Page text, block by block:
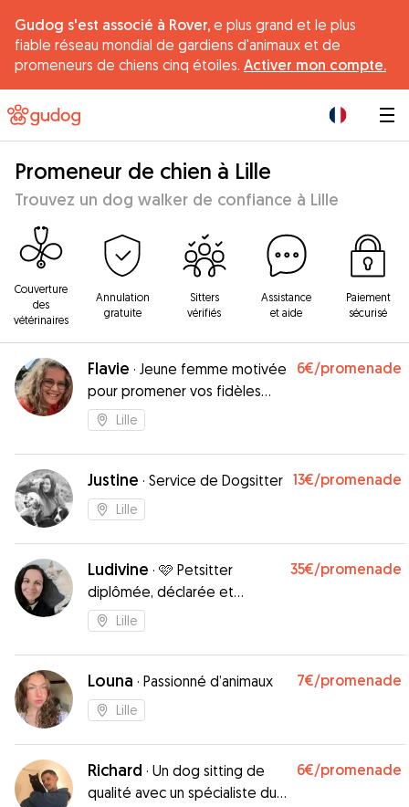
Gudog s'est associé à Rover, e plus grand et le plus
fiable réseau mondial de gardiens d'animaux et de
promeneurs de chiens cinq étoiles. Activer mon compte.
Promeneur de chien à Lille
Trouvez un dog walker de confiance à Lille
Couverture
des
vétérinaires
Annulation
gratuite
Sitters
vérifiés
Assistance
et aide
Paiement
sécurisé
Flavie · Jeune femme motivée
pour promener vos fidèles
compagnons de jeu !
6€/promenade
Lille
Justine · Service de Dogsitter 13€/promenade
Lille
Ludivine · 🩷 Petsitter
diplômée, déclarée et
passionnée ✨
35€/promenade
Lille
Louna · Passionné d’animaux 7€/promenade
Lille
Richard · Un dog sitting de
qualité avec un spécialiste du
6€/promenade